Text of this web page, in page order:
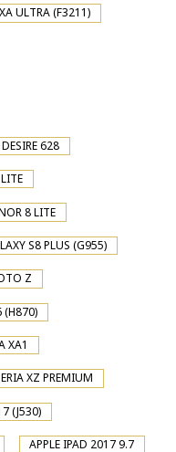
ULTRA (F3211)
628
8 LITE
S8 PLUS (G955)
Z
(H870)
XA1
XZ PREMIUM
(J530)
APPLE IPAD 2017 9.7